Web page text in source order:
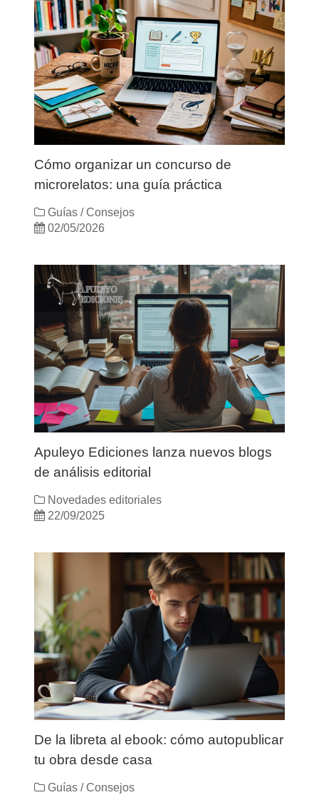
Cómo organizar un concurso de
microrelatos: una guía práctica
Guías / Consejos
02/05/2026
Apuleyo Ediciones lanza nuevos blogs
de análisis editorial
Novedades editoriales
22/09/2025
De la libreta al ebook: cómo autopublicar
tu obra desde casa
Guías / Consejos